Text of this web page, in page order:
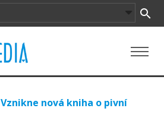
Vznikne nová kniha o pivní